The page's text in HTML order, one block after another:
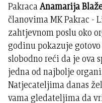
PakracaAnamarija
članovima MK Pakrac -
zahtjevnom poslu oko
godinu pokazuje
slobodno reći da je ova
jedna od najbolje
Natjecateljima danas
vama gledateljima da